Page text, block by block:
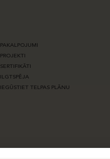
PAKALPOJUMI
PROJEKTI
SERTIFIKĀTI
ILGTSPĒJA
IEGŪSTIET TELPAS PLĀNU